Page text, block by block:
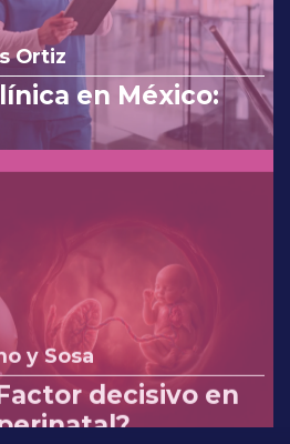
Ortiz
en México:
lidocaí
y Sosa
decisivo en